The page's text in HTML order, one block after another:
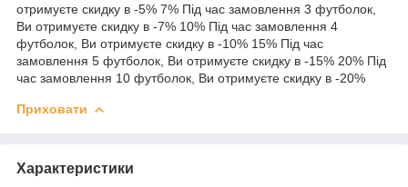
отримуєте скидку в -5% 7% Під час замовлення 3 футболок,
Ви отримуєте скидку в -7% 10% Під час замовлення 4
футболок, Ви отримуєте скидку в -10% 15% Під час
замовлення 5 футболок, Ви отримуєте скидку в -15% 20% Під
час замовлення 10 футболок, Ви отримуєте скидку в -20%
Приховати
Характеристики